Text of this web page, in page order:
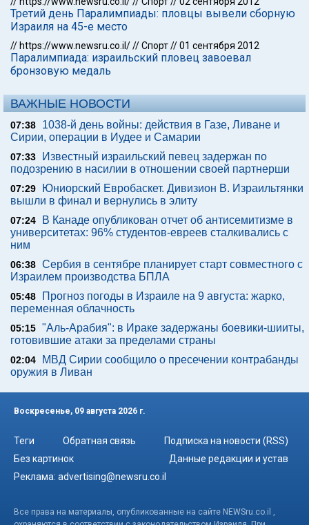
Третий день Паралимпиады: пловцы вывели сборную
Израиля на 45-е место
// https://www.newsru.co.il///Спорт//01 сентября 2012
Паралимпиада: израильский пловец завоевал
бронзовую медаль
ВАЖНЫЕ НОВОСТИ
07:38
1038-й день войны: действия в Газе, Ливане и
Сирии, операции в Иудее и Самарии
07:33
Известный израильский певец задержан по
подозрению в насилии в отношении своей партнерши
07:29
Юниорский Евробаскет. Дивизион В. Израильтянки
вышли в финал и вернулись в элиту
07:24
В Канаде опубликован отчет об антисемитизме в
университетах: 96% студентов-евреев сталкивались с
ним
06:38 Сербия в сентябре планирует старт совместного с
Израилем производства БПЛА
05:48
Прогноз погоды в Израиле на 9 августа: жарко,
переменная облачность
05:15 "Аль-Арабия": в Ираке задержаны боевики-шииты,
готовившие атаки за пределами страны
02:04
МВД Сирии сообщило о пресечении контрабанды
оружия в Ливан
Воскресенье, 09 августа 2026 г.
Теги Обратная связь
Подписка на новости (RSS)
Без картинок
Данные редакции и устав
Реклама: advertising@newsru.co.il
Все права на материалы, опубликованные на сайте NEWSru.co.il ,